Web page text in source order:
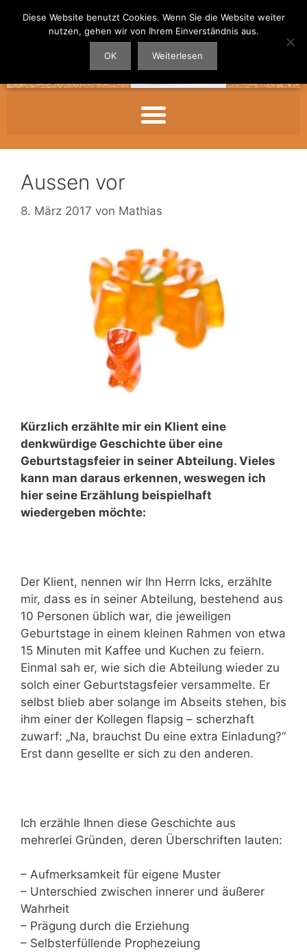
Aussen vor
8. März 2017 von Mathias
Kürzlich erzählte mir ein Klient eine
denkwürdige Geschichte über eine
Geburtstagsfeier in seiner Abteilung. Vieles
kann man daraus erkennen, weswegen ich
hier seine Erzählung beispielhaft
wiedergeben möchte:
Der Klient, nennen wir Ihn Herrn Icks, erzählte
mir, dass es in seiner Abteilung, bestehend aus
10 Personen üblich war, die jeweiligen
Geburtstage in einem kleinen Rahmen von etwa
15 Minuten mit Kaffee und Kuchen zu feiern.
Einmal sah er, wie sich die Abteilung wieder zu
solch einer Geburtstagsfeier versammelte. Er
selbst blieb aber solange im Abseits stehen, bis
ihm einer der Kollegen flapsig – scherzhaft
zuwarf: „Na, brauchst Du eine extra Einladung?“
Erst dann gesellte er sich zu den anderen.
Ich erzähle Ihnen diese Geschichte aus
mehrerlei Gründen, deren Überschriften lauten:
– Aufmerksamkeit für eigene Muster
– Unterschied zwischen innerer und äußerer
Wahrheit
– Prägung durch die Erziehung
– Selbsterfüllende Prophezeiung
Diese Website benutzt Cookies. Wenn Sie die Website weiter
nutzen, gehen wir von Ihrem Einverständnis aus.
OK Weiterlesen